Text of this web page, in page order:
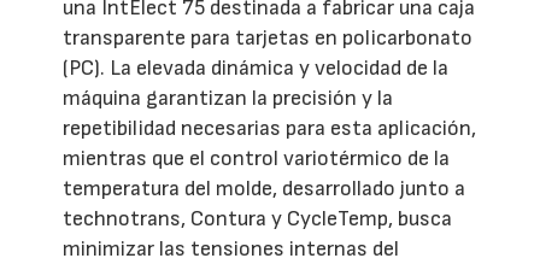
una IntElect 75 destinada a fabricar una caja
transparente para tarjetas en policarbonato
(PC). La elevada dinámica y velocidad de la
máquina garantizan la precisión y la
repetibilidad necesarias para esta aplicación,
mientras que el control variotérmico de la
temperatura del molde, desarrollado junto a
technotrans, Contura y CycleTemp, busca
minimizar las tensiones internas del